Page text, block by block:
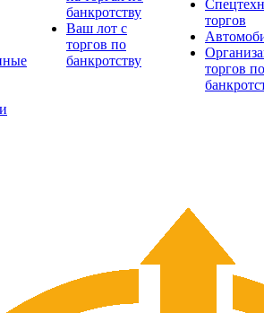
банкротству
Ваш лот с
торгов по
банкротству
торгов
торгов по